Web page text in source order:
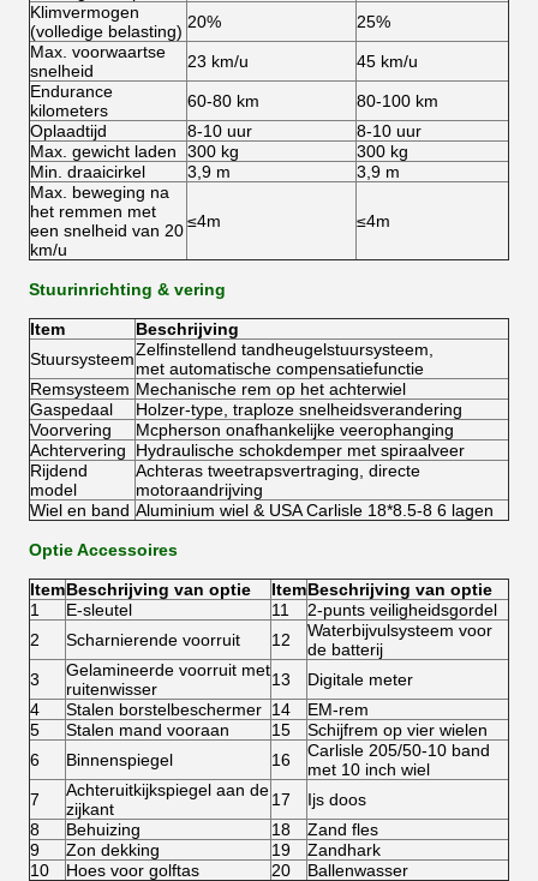
Klimvermogen
(volledige belasting) 20%
25%
Max. voorwaartse
snelheid
23 km/u
45 km/u
Endurance
kilometers
60-80 km
80-100 km
Oplaadtijd
8-10 uur
8-10 uur
Max. gewicht laden
300 kg
300 kg
Min. draaicirkel
3,9 m
3,9 m
Max. beweging na
het remmen met
een snelheid van 20
km/u
≤4m ≤4m
Stuurinrichting & vering
Item
Beschrijving
StuursysteemZelfinstellend tandheugelstuursysteem,
met automatische compensatiefunctie
Remsysteem Mechanische rem op het achterwiel
Gaspedaal
Holzer-type, traploze snelheidsverandering
Voorvering
Mcpherson onafhankelijke veerophanging
Achtervering
Hydraulische schokdemper met spiraalveer
Rijdend
model
Achteras tweetrapsvertraging, directe
motoraandrijving
Wiel en band Aluminium wiel & USA Carlisle 18*8.5-8 6 lagen
Optie Accessoires
ItemBeschrijving van optie ItemBeschrijving van optie
1
E-sleutel 11
2-punts veiligheidsgordel
2
Scharnierende voorruit 12
Waterbijvulsysteem voor
de batterij
3
Gelamineerde voorruit met
ruitenwisser
13
Digitale meter
4
Stalen borstelbeschermer 14
EM-rem
5
Stalen mand vooraan 15
Schijfrem op vier wielen
6
Binnenspiegel 16
Carlisle 205/50-10 band
met 10 inch wiel
7
Achteruitkijkspiegel aan de
zijkant
17
Ijs doos
8
Behuizing 18
Zand fles
9
Zon dekking 19
Zandhark
10
Hoes voor golftas 20 Ballenwasser